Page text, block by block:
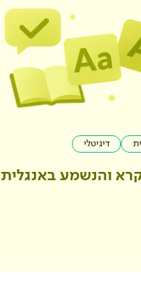
דיגיטלי
והנשמע באנגלית